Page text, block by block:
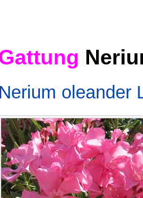
Nerium oleander